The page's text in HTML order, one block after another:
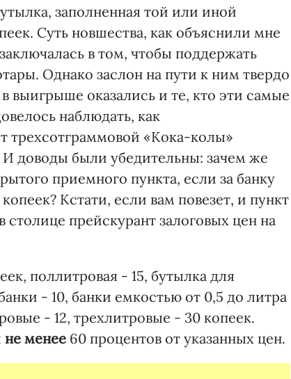
заполненная той или иной
Суть новшества, как объяснили мне
в том, чтобы поддержать
Однако заслон на пути к ним твердо
выигрыше оказались и те, кто эти самые
наблюдать, как
трехсотграммовой «Кока-колы»
доводы были убедительны: зачем же
приемного пункта, если за банку
Кстати, если вам повезет, и пункт
прейскурант залоговых цен на
поллитровая - 15, бутылка для
- 10, банки емкостью от 0,5 до литра
- 12, трехлитровые - 30 копеек.
не менее 60 процентов от указанных цен.